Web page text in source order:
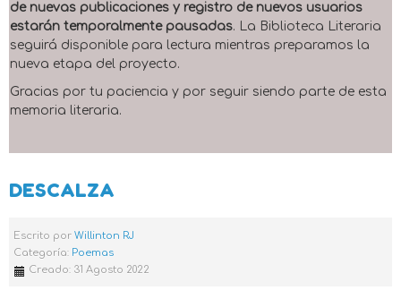
de nuevas publicaciones y registro de nuevos usuarios
estarán temporalmente pausadas. La Biblioteca Literaria
seguirá disponible para lectura mientras preparamos la
nueva etapa del proyecto.
Gracias por tu paciencia y por seguir siendo parte de esta
memoria literaria.
DESCALZA
Escrito por Willinton RJ
Categoría: Poemas
Creado: 31 Agosto 2022